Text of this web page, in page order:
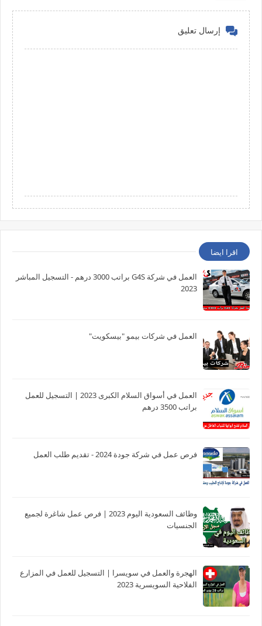
إرسال تعليق
اقرا ايضا
العمل في شركة G4S براتب 3000 درهم - التسجيل المباشر
2023
العمل في شركات بيمو "بيسكويت"
العمل في أسواق السلام الكبرى 2023 | التسجيل للعمل
براتب 3500 درهم
فرص عمل في شركة جودة 2024 - تقديم طلب العمل
وظائف السعودية اليوم 2023 | فرص عمل شاغرة لجميع
الجنسيات
الهجرة والعمل في سويسرا | التسجيل للعمل في المزارع
الفلاحية السويسرية 2023